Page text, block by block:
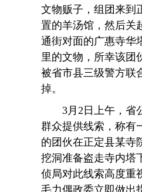
文物贩子，组团来到
置的羊汤馆，然后关
通街对面的广惠寺华
里的文物，所幸该团
被省市县三级警方联
掉。
3月2日上午，省
群众提供线索，称有
的团伙在正定县某寺
挖洞准备盗走寺内塔
侦局对此线索高度重
毛力偶政委立即做出